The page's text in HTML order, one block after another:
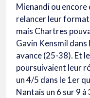
Mienandi ou
relancer leur
mais Chartres
Gavin Kensmil
avance (25-38). Et
poursuivaient leur
un 4/5 dans le 1er
Nantais un 6 sur 9